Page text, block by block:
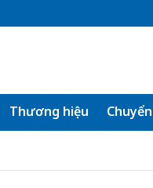
Thương hiệu